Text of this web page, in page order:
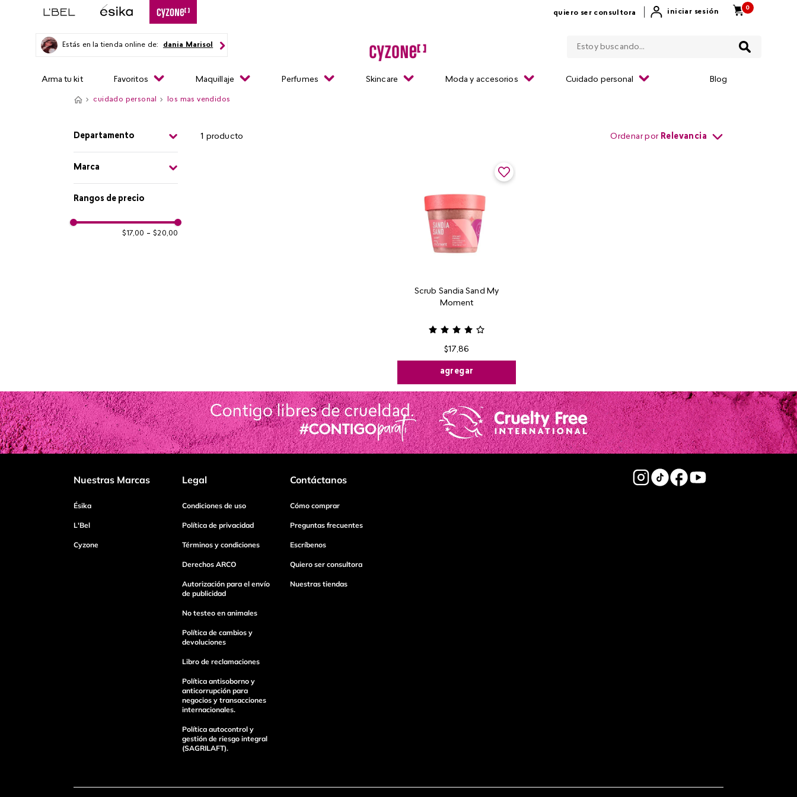
quiero ser consultora iniciar sesión
0
Estás en la tienda online de: dania Marisol
Arma tu kit Favoritos Maquillaje Perfumes Skincare Moda y accesorios Cuidado personal Blog
cuidado personal los mas vendidos
Departamento
Cuidado Personal
Marca
Cyzone
Rangos de precio
$17,00 – $20,00
1 producto Ordenar por Relevancia
Scrub Sandia Sand My
Moment
$17,86
agregar
Nuestras Marcas
Ésika
L'Bel
Cyzone
Legal
Condiciones de uso
Política de privacidad
Términos y condiciones
Derechos ARCO
Autorización para el envío
de publicidad
No testeo en animales
Política de cambios y
devoluciones
Libro de reclamaciones
Política antisoborno y
anticorrupción para
negocios y transacciones
internacionales.
Política autocontrol y
gestión de riesgo integral
(SAGRILAFT).
Contáctanos
Cómo comprar
Preguntas frecuentes
Escríbenos
Quiero ser consultora
Nuestras tiendas